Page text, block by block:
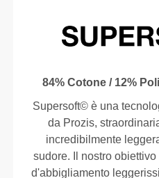
84% Cotone / 12%
Supersoft© è una
da Prozis,
incredibilmente
sudore. Il nostro
d'abbigliamento